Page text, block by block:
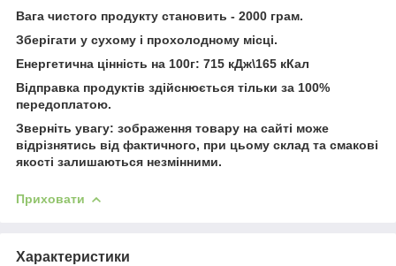
Вага чистого продукту становить - 2000 грам.
Зберігати у сухому і прохолодному місці.
Енергетична цінність на 100г: 715 кДж\165 кКал
Відправка продуктів здійснюється тільки за 100%
передоплатою.
Зверніть увагу: зображення товару на сайті може
відрізнятись від фактичного, при цьому склад та смакові
якості залишаються незмінними.
Приховати
Характеристики